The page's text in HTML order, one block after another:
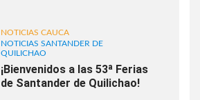
NOTICIAS CAUCA
NOTICIAS SANTANDER DE
QUILICHAO
¡Bienvenidos a las 53ª Ferias
de Santander de Quilichao!